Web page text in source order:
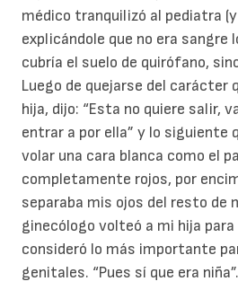
médico tranquilizó al pediatra
explicándole que no era sangre
cubría el suelo de quirófano,
Luego de quejarse del carácter
hija, dijo: “Esta no quiere salir,
entrar a por ella” y lo siguiente
volar una cara blanca como el
completamente rojos, por
separaba mis ojos del resto de
ginecólogo volteó a mi hija
consideró lo más importante
genitales. “Pues sí que era niña”.